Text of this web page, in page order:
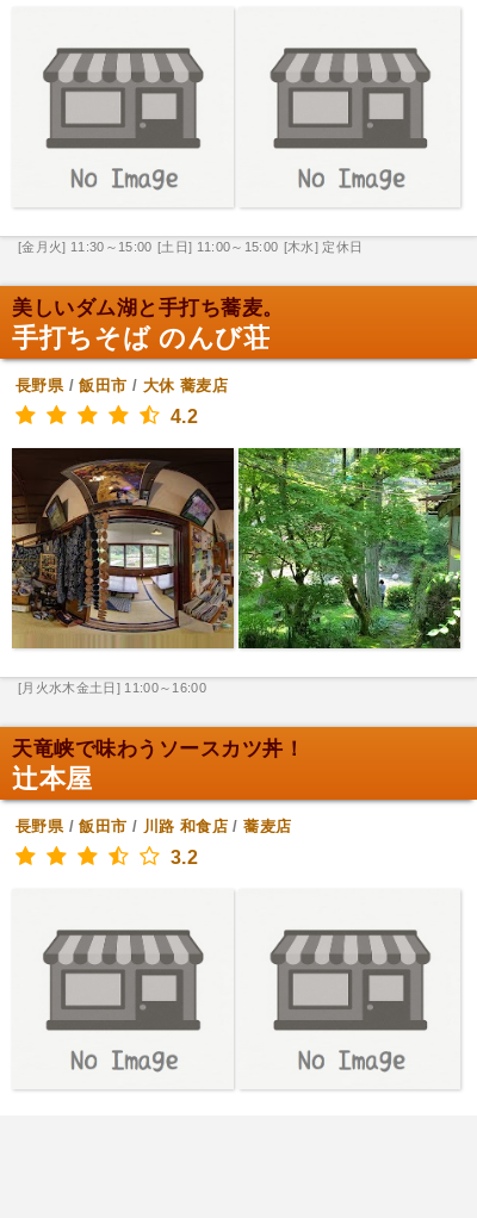
[金月火] 11:30～15:00 [土日] 11:00～15:00 [木水] 定休日
美しいダム湖と手打ち蕎麦。
手打ちそば のんび荘
長野県/飯田市 / 大休 蕎麦店
4.2
[月火水木金土日] 11:00～16:00
天竜峡で味わうソースカツ丼！
辻本屋
長野県/飯田市 / 川路 和食店 /蕎麦店
3.2